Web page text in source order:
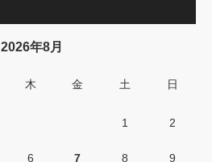
2026年8月
木 金 土 日
1 2
6 7 8 9